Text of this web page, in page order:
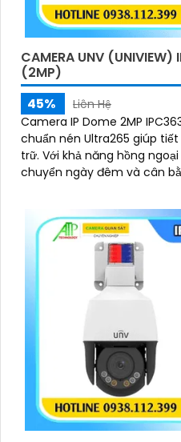
CAMERA UNV
(2MP)
45%
Liên Hệ
Camera IP Dome 2MP
chuẩn nén Ultra265 giúp
trữ. Với khả năng hồng ngoại lên tới 40m, tự động
chuyển ngày đêm và cân
kiện ánh sáng yếu